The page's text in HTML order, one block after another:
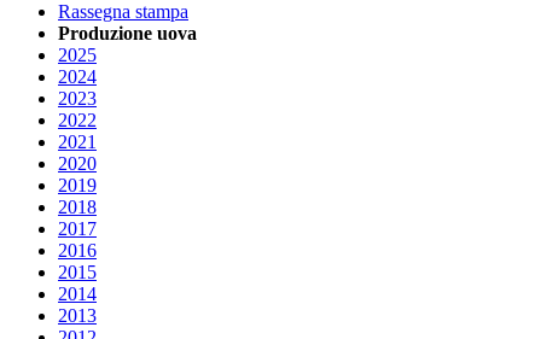
Rassegna stampa
Produzione uova
2025
2024
2023
2022
2021
2020
2019
2018
2017
2016
2015
2014
2013